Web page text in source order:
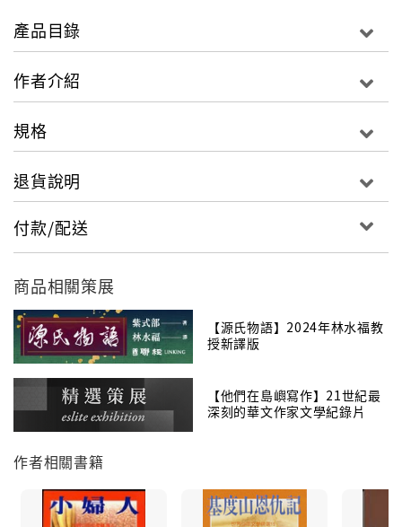
有關《源氏物語》各面向之探討書寫，成一助於感受、
瞭解《源氏物語》古典浪漫氛圍的別冊，為此亙古名著
紀念千年之時，益延展其不朽麗姿與絕世風雅。
附錄彩頁：
《源氏物語繪卷》精選
………等
產品目錄
作者介紹
規格
退貨說明
付款/配送
商品相關策展
【源氏物語】2024年林水福教
授新譯版
【他們在島嶼寫作】21世紀最
深刻的華文作家文學紀錄片
作者相關書籍